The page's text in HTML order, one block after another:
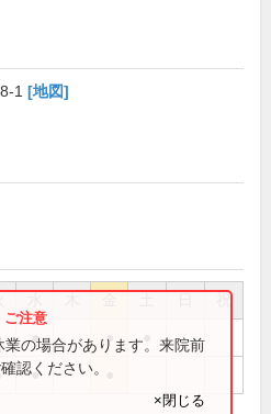
1 [地図]
祝
● ●
●
の場合があります。来院前
認ください。
×閉じる